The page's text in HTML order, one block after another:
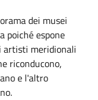
dei musei
poiché espone
artisti meridionali
riconducono,
e l'altro